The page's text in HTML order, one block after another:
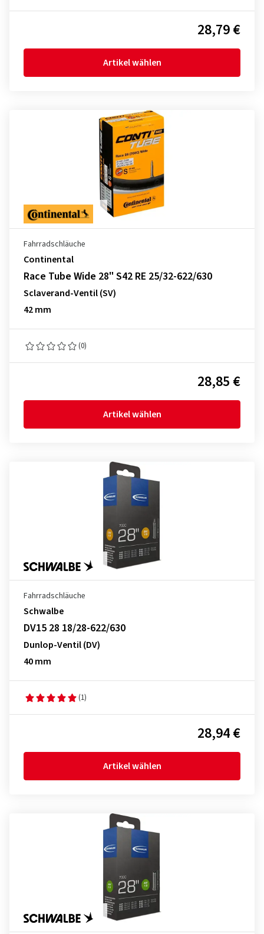
28,79 €
Artikel wählen
Fahrradschläuche
Continental
Race Tube Wide 28" S42 RE 25/32-622/630
Sclaverand-Ventil (SV)
42 mm
(0)
28,85 €
Artikel wählen
Fahrradschläuche
Schwalbe
DV15 28 18/28-622/630
Dunlop-Ventil (DV)
40 mm
(1)
28,94 €
Artikel wählen